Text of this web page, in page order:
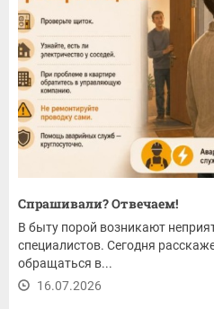
Спрашивали? Отвечаем!
В быту порой возникают
специалистов. Сегодня
обращаться в...
16.07.2026